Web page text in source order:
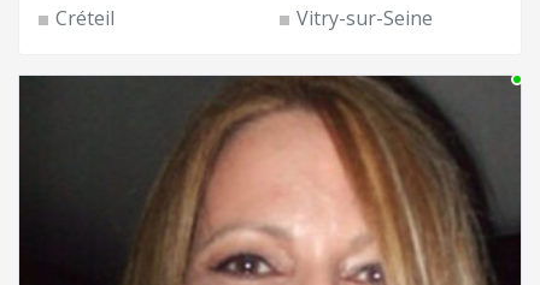
Créteil
Vitry-sur-Seine